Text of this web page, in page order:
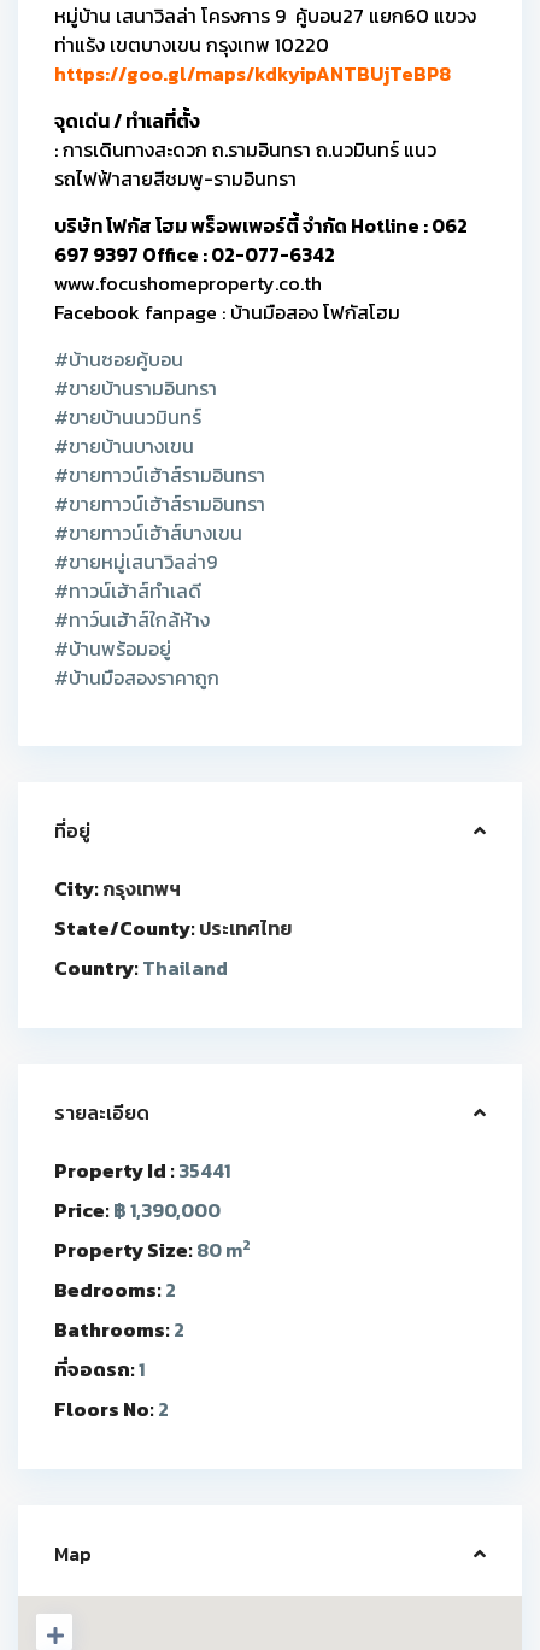
หมู่บ้าน เสนาวิลล่า โครงการ 9 คู้บอน27 แยก60 แขวง
ท่าแร้ง เขตบางเขน กรุงเทพ 10220
https://goo.gl/maps/kdkyipANTBUjTeBP8
จุดเด่น / ทำเลที่ตั้ง
: การเดินทางสะดวก ถ.รามอินทรา ถ.นวมินทร์ แนว
รถไฟฟ้าสายสีชมพู-รามอินทรา
บริษัท โฟกัส โฮม พร็อพเพอร์ตี้ จำกัด Hotline : 062
697 9397 Office : 02-077-6342
www.focushomeproperty.co.th
Facebook fanpage : บ้านมือสอง โฟกัสโฮม
#บ้านซอยคู้บอน
#ขายบ้านรามอินทรา
#ขายบ้านนวมินทร์
#ขายบ้านบางเขน
#ขายทาวน์เฮ้าส์รามอินทรา
#ขายทาวน์เฮ้าส์รามอินทรา
#ขายทาวน์เฮ้าส์บางเขน
#ขายหมู่เสนาวิลล่า9
#ทาวน์เฮ้าส์ทำเลดี
#ทาว์นเฮ้าส์ใกล้ห้าง
#บ้านพร้อมอยู่
#บ้านมือสองราคาถูก
ที่อยู่
City:กรุงเทพฯ
State/County:ประเทศไทย
Country:Thailand
รายละเอียด
Property Id :35441
Price:฿ 1,390,000
Property Size:80 m2
Bedrooms:2
Bathrooms:2
ที่จอดรถ:1
Floors No:2
Map